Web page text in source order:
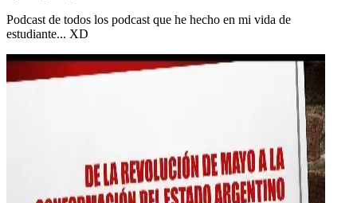
Podcast de todos los podcast que he hecho en mi vida de
estudiante... XD